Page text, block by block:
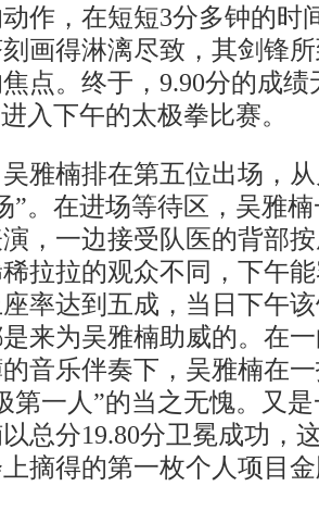
作，在短短3分多钟的时
画得淋漓尽致，其剑锋
点。终于，9.90分的成
入下午的太极拳比赛。
楠排在第五位出场，从
”。在进场等待区，吴雅
，一边接受队医的背部
拉拉的观众不同，下午
率达到五成，当日下午
来为吴雅楠助威的。在
音乐伴奏下，吴雅楠在
第一人”的当之无愧。又
总分19.80分卫冕成功，
摘得的第一枚个人项目